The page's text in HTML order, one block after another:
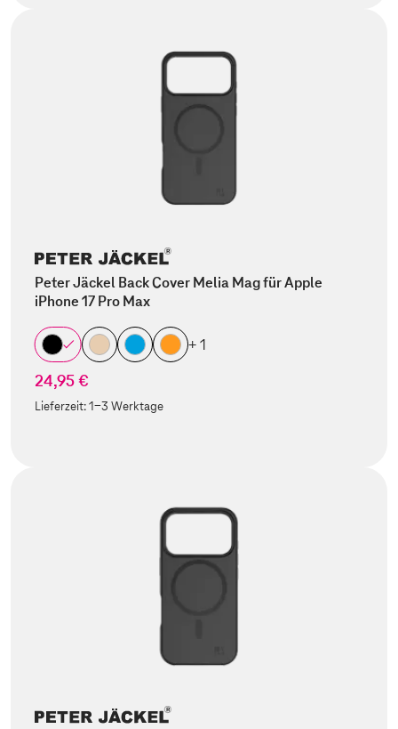
Peter Jäckel Back Cover Melia Mag für Apple
iPhone 17 Pro Max
+ 1
24,95 €
Lieferzeit:1-3 Werktage